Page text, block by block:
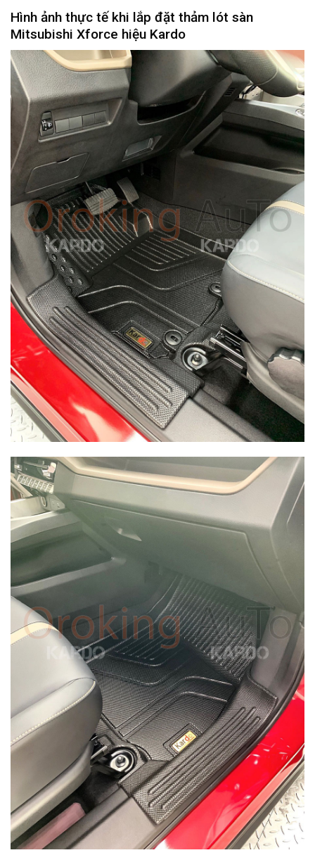
Hình ảnh thực tế khi lắp đặt thảm lót sàn
Mitsubishi Xforce hiệu Kardo